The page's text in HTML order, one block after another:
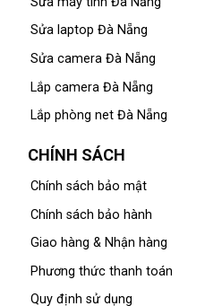
Sửa laptop Đà Nẵng
Sửa camera Đà Nẵng
Lắp camera Đà Nẵng
Lắp phòng net Đà Nẵng
CHÍNH SÁCH
Chính sách bảo mật
Chính sách bảo hành
Giao hàng & Nhận hàng
Phương thức thanh toán
Quy định sử dụng